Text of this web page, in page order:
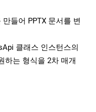
들어 PPTX 문서를 변
클래스 인스턴스의
하는 형식을 2차 매개